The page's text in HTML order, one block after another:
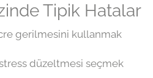
Tipik Hatalar
gerilmesini kullanmak
düzeltmesi seçmek